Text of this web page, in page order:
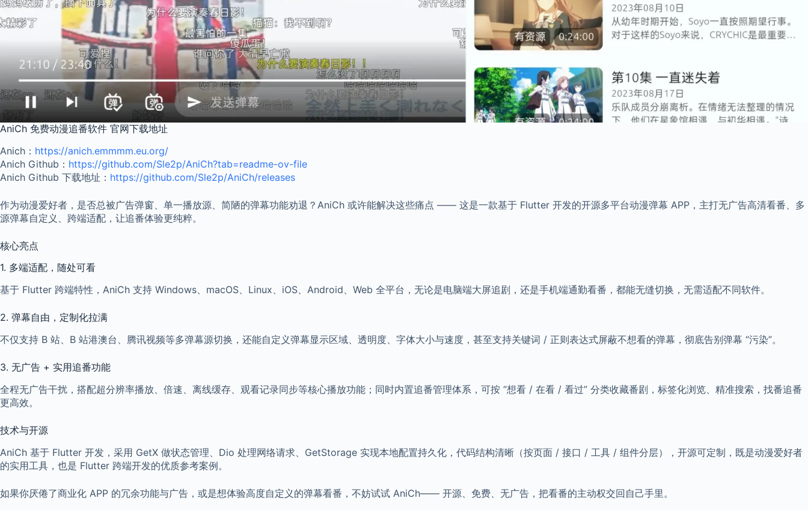
AniCh 免费动漫追番软件 官网下载地址
Anich： https://anich.emmmm.eu.org/
Anich Github： https://github.com/Sle2p/AniCh?tab=readme-ov-file
Anich Github 下载地址： https://github.com/Sle2p/AniCh/releases
作为动漫爱好者，是否总被广告弹窗、单一播放源、简陋的弹幕功能劝退？AniCh 或许能解决这些痛点 —— 这是一款基于 Flutter 开发的开源多平台动漫弹幕 APP，主打无广告高清看番、多
源弹幕自定义、跨端适配，让追番体验更纯粹。
核心亮点
1. 多端适配，随处可看
基于 Flutter 跨端特性，AniCh 支持 Windows、macOS、Linux、iOS、Android、Web 全平台，无论是电脑端大屏追剧，还是手机端通勤看番，都能无缝切换，无需适配不同软件。
2. 弹幕自由，定制化拉满
不仅支持 B 站、B 站港澳台、腾讯视频等多弹幕源切换，还能自定义弹幕显示区域、透明度、字体大小与速度，甚至支持关键词 / 正则表达式屏蔽不想看的弹幕，彻底告别弹幕 “污染”。
3. 无广告 + 实用追番功能
全程无广告干扰，搭配超分辨率播放、倍速、离线缓存、观看记录同步等核心播放功能；同时内置追番管理体系，可按 “想看 / 在看 / 看过” 分类收藏番剧，标签化浏览、精准搜索，找番追番
更高效。
技术与开源
AniCh 基于 Flutter 开发，采用 GetX 做状态管理、Dio 处理网络请求、GetStorage 实现本地配置持久化，代码结构清晰（按页面 / 接口 / 工具 / 组件分层），开源可定制，既是动漫爱好者
的实用工具，也是 Flutter 跨端开发的优质参考案例。
如果你厌倦了商业化 APP 的冗余功能与广告，或是想体验高度自定义的弹幕看番，不妨试试 AniCh—— 开源、免费、无广告，把看番的主动权交回自己手里。